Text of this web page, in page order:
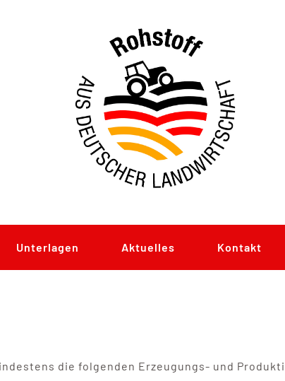
Unterlagen Aktuelles Kontakt
die folgenden Erzeugungs- und